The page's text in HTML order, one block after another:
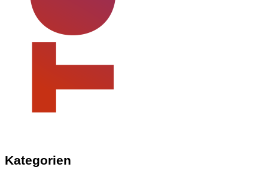
Kategorien